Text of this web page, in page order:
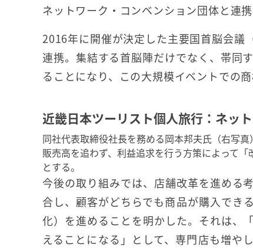
ネットワーク・コンベンション団体と連
2016年に開催が決定した主要国首脳会議
連携。集結する首脳陣だけでなく、帯同
ることになり、この大規模イベントでの
近畿日本ツーリスト個人旅行：ネッ
同社代表取締役社長を務める岡本邦夫氏（右写
販売高を追わず、利益追求を行う方策によって「
とする。
今後の取り組みでは、店舗改革を進める
合し、顧客がどちらでも商品が購入でき
化）を進めることを明かした。それは、
えることになる」として、専門店も増や